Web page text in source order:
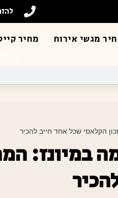
מגשי אירוח מחיר
הקלאסי שכל אחד חייב להכיר
במיונז: